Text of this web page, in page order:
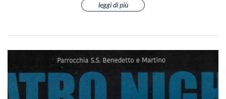
leggi di più